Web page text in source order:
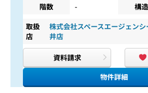
階数
- 構造
取扱
店
株式会社スペースエージェン
井店
資料請求
物件詳細